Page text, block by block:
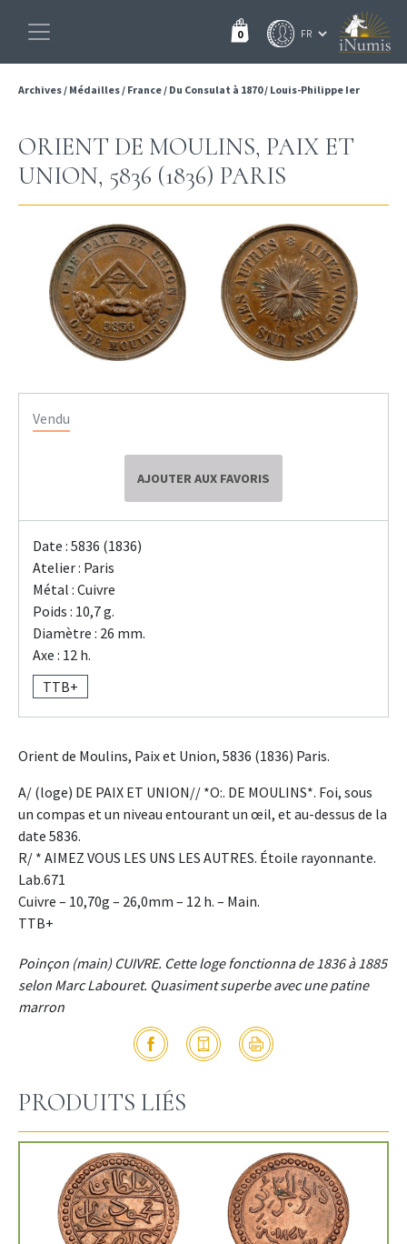
0
Archives/ Médailles/ France/ Du Consulat à 1870/ Louis-Philippe Ier
ORIENT DE MOULINS, PAIX ET
UNION, 5836 (1836) PARIS
Vendu
AJOUTER AUX FAVORIS
Date : 5836 (1836)
Atelier : Paris
Métal : Cuivre
Poids : 10,7 g.
Diamètre : 26 mm.
Axe : 12 h.
TTB+
Orient de Moulins, Paix et Union, 5836 (1836) Paris.
A/ (loge) DE PAIX ET UNION// *O:. DE MOULINS*. Foi, sous
un compas et un niveau entourant un œil, et au-dessus de la
date 5836.
R/ * AIMEZ VOUS LES UNS LES AUTRES. Étoile rayonnante.
Lab.671
Cuivre – 10,70g – 26,0mm – 12 h. – Main.
TTB+
Poinçon (main) CUIVRE. Cette loge fonctionna de 1836 à 1885
selon Marc Labouret. Quasiment superbe avec une patine
marron
PRODUITS LIÉS